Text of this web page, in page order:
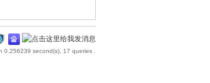
0.256239 second(s), 17 queries .